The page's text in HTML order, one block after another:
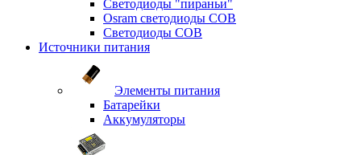
Светодиоды "пираньи"
Osram светодиоды COB
Светодиоды COB
Источники питания
Элементы питания
Батарейки
Аккумуляторы